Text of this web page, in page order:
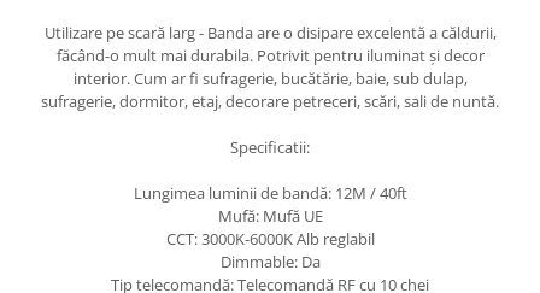
Utilizare pe scară larg - Banda are o disipare excelentă a căldurii,
făcând-o mult mai durabila. Potrivit pentru iluminat și decor
interior. Cum ar fi sufragerie, bucătărie, baie, sub dulap,
sufragerie, dormitor, etaj, decorare petreceri, scări, sali de nuntă.
Specificatii:
Lungimea luminii de bandă: 12M / 40ft
Mufă: Mufă UE
CCT: 3000K-6000K Alb reglabil
Dimmable: Da
Tip telecomandă: Telecomandă RF cu 10 chei